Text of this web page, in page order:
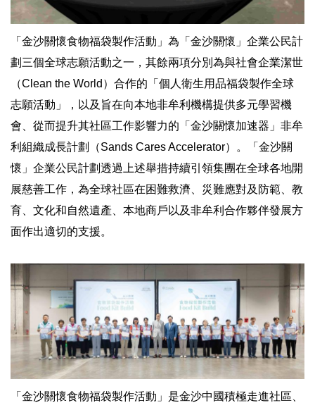
「金沙關懷食物福袋製作活動」為「金沙關懷」企業公民計
劃三個全球志願活動之一，其餘兩項分別為與社會企業潔世
（Clean the World）合作的「個人衛生用品福袋製作全球
志願活動」，以及旨在向本地非牟利機構提供多元學習機
會、從而提升其社區工作影響力的「金沙關懷加速器」非牟
利組織成長計劃（Sands Cares Accelerator）。「金沙關
懷」企業公民計劃透過上述舉措持續引領集團在全球各地開
展慈善工作，為全球社區在困難救濟、災難應對及防範、教
育、文化和自然遺產、本地商戶以及非牟利合作夥伴發展方
面作出適切的支援。
「金沙關懷食物福袋製作活動」是金沙中國積極走進社區、